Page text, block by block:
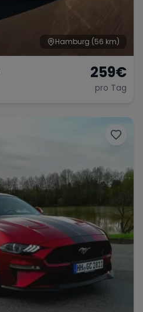
Hamburg (56 km)
259€
pro Tag